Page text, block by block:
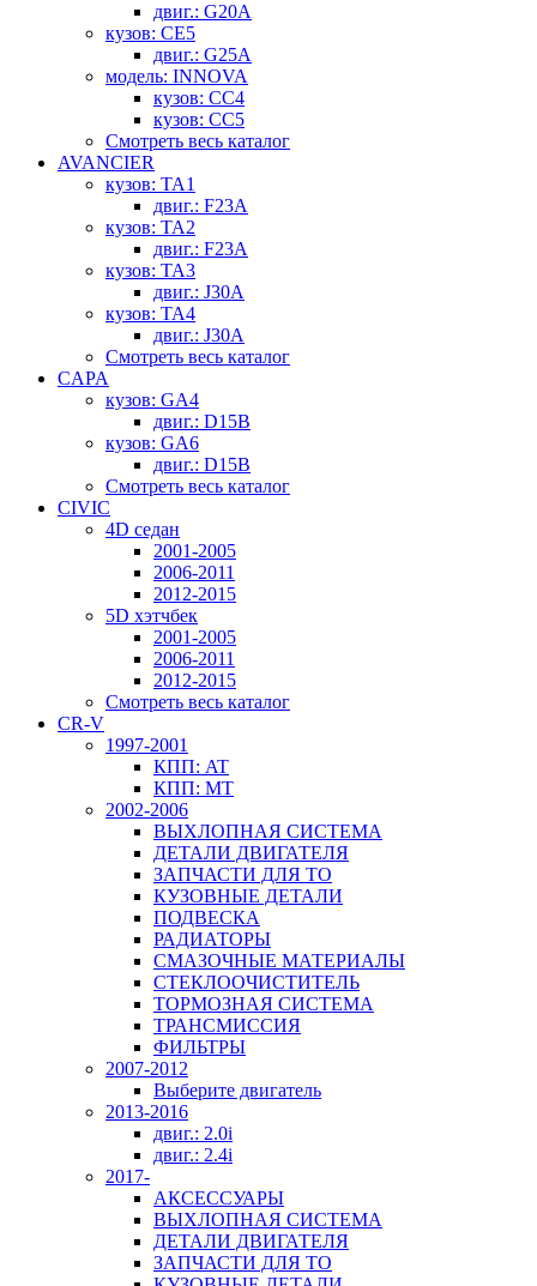
двиг.: G20A
кузов: CE5
двиг.: G25A
модель: INNOVA
кузов: CC4
кузов: CC5
Смотреть весь каталог
AVANCIER
кузов: TA1
двиг.: F23A
кузов: TA2
двиг.: F23A
кузов: TA3
двиг.: J30A
кузов: TA4
двиг.: J30A
Смотреть весь каталог
CAPA
кузов: GA4
двиг.: D15B
кузов: GA6
двиг.: D15B
Смотреть весь каталог
CIVIC
4D седан
2001-2005
2006-2011
2012-2015
5D хэтчбек
2001-2005
2006-2011
2012-2015
Смотреть весь каталог
CR-V
1997-2001
КПП: AT
КПП: MT
2002-2006
ВЫХЛОПНАЯ СИСТЕМА
ДЕТАЛИ ДВИГАТЕЛЯ
ЗАПЧАСТИ ДЛЯ ТО
КУЗОВНЫЕ ДЕТАЛИ
ПОДВЕСКА
РАДИАТОРЫ
СМАЗОЧНЫЕ МАТЕРИАЛЫ
СТЕКЛООЧИСТИТЕЛЬ
ТОРМОЗНАЯ СИСТЕМА
ТРАНСМИССИЯ
ФИЛЬТРЫ
2007-2012
Выберите двигатель
2013-2016
двиг.: 2.0i
двиг.: 2.4i
2017-
АКСЕССУАРЫ
ВЫХЛОПНАЯ СИСТЕМА
ДЕТАЛИ ДВИГАТЕЛЯ
ЗАПЧАСТИ ДЛЯ ТО